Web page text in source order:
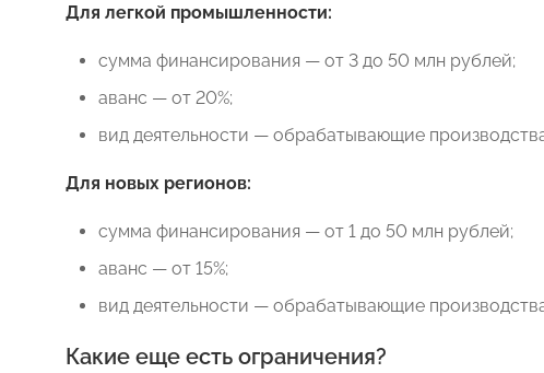
Для легкой промышленности:
сумма финансирования — от 3 до 50 млн рублей;
аванс — от 20%;
вид деятельности — обрабатывающие
Для новых регионов:
сумма финансирования — от 1 до 50 млн рублей;
аванс — от 15%;
вид деятельности — обрабатывающие
Какие еще есть ограничения?